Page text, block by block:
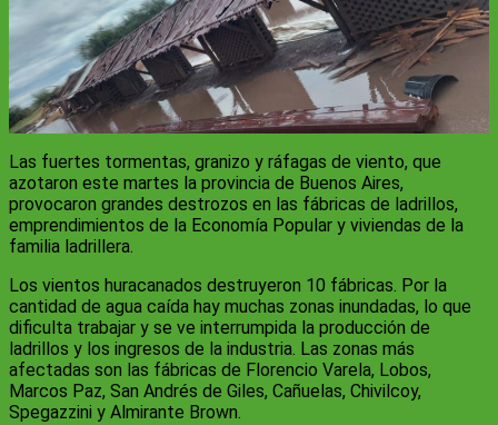
Las fuertes tormentas, granizo y ráfagas de viento, que
azotaron este martes la provincia de Buenos Aires,
provocaron grandes destrozos en las fábricas de ladrillos,
emprendimientos de la Economía Popular y viviendas de la
familia ladrillera.
Los vientos huracanados destruyeron 10 fábricas. Por la
cantidad de agua caída hay muchas zonas inundadas, lo que
dificulta trabajar y se ve interrumpida la producción de
ladrillos y los ingresos de la industria. Las zonas más
afectadas son las fábricas de Florencio Varela, Lobos,
Marcos Paz, San Andrés de Giles, Cañuelas, Chivilcoy,
Spegazzini y Almirante Brown.